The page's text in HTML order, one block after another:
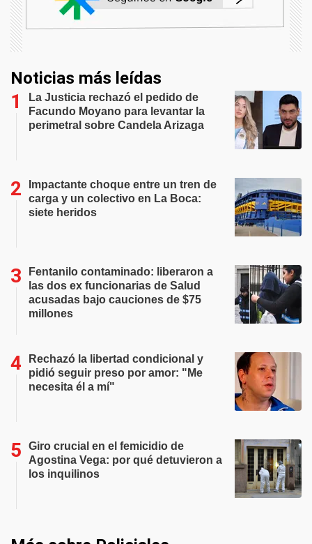
Noticias más leídas
La Justicia rechazó el pedido de
Facundo Moyano para levantar la
perimetral sobre Candela Arizaga
Impactante choque entre un tren de
carga y un colectivo en La Boca:
siete heridos
Fentanilo contaminado: liberaron a
las dos ex funcionarias de Salud
acusadas bajo cauciones de $75
millones
Rechazó la libertad condicional y
pidió seguir preso por amor: "Me
necesita él a mí"
Giro crucial en el femicidio de
Agostina Vega: por qué detuvieron a
los inquilinos